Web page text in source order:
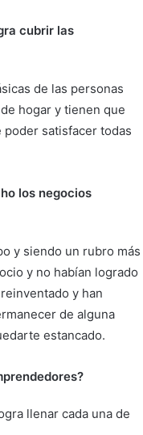
cubrir las
de las personas
hogar y tienen que
satisfacer todas
los negocios
y siendo un rubro más
y no habían logrado
y han
de alguna
estancado.
llenar cada una de
de los